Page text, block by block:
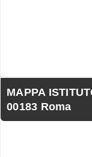
MAPPA
00183 Roma